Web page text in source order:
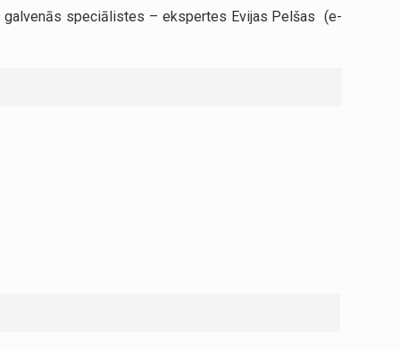
galvenās speciālistes – ekspertes Evijas Pelšas (e-